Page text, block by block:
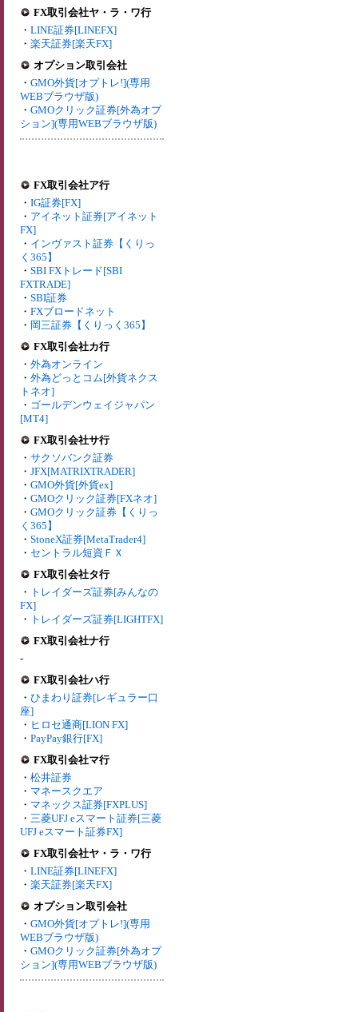
FX取引会社ヤ・ラ・ワ行
・ LINE証券[LINEFX]
・ 楽天証券[楽天FX]
オプション取引会社
・ GMO外貨[オプトレ!](専用
WEBブラウザ版)
・ GMOクリック証券[外為オプ
ション](専用WEBブラウザ版)
FX取引会社ア行
・ IG証券[FX]
・ アイネット証券[アイネット
FX]
・ インヴァスト証券【くりっ
く365】
・ SBI FXトレード[SBI
FXTRADE]
・ SBI証券
・ FXブロードネット
・ 岡三証券【くりっく365】
FX取引会社カ行
・ 外為オンライン
・ 外為どっとコム[外貨ネクス
トネオ]
・ ゴールデンウェイジャパン
[MT4]
FX取引会社サ行
・ サクソバンク証券
・ JFX[MATRIXTRADER]
・ GMO外貨[外貨ex]
・ GMOクリック証券[FXネオ]
・ GMOクリック証券【くりっ
く365】
・ StoneX証券[MetaTrader4]
・ セントラル短資ＦＸ
FX取引会社タ行
・ トレイダーズ証券[みんなの
FX]
・ トレイダーズ証券[LIGHTFX]
FX取引会社ナ行
-
FX取引会社ハ行
・ ひまわり証券[レギュラー口
座]
・ ヒロセ通商[LION FX]
・ PayPay銀行[FX]
FX取引会社マ行
・ 松井証券
・ マネースクエア
・ マネックス証券[FXPLUS]
・ 三菱UFJ eスマート証券[三菱
UFJ eスマート証券FX]
FX取引会社ヤ・ラ・ワ行
・ LINE証券[LINEFX]
・ 楽天証券[楽天FX]
オプション取引会社
・ GMO外貨[オプトレ!](専用
WEBブラウザ版)
・ GMOクリック証券[外為オプ
ション](専用WEBブラウザ版)